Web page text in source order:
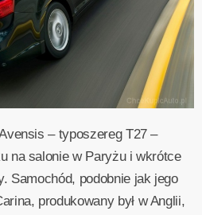
– typoszereg T27 –
na salonie w Paryżu i wkrótce
Samochód, podobnie jak jego
produkowany był w Anglii,